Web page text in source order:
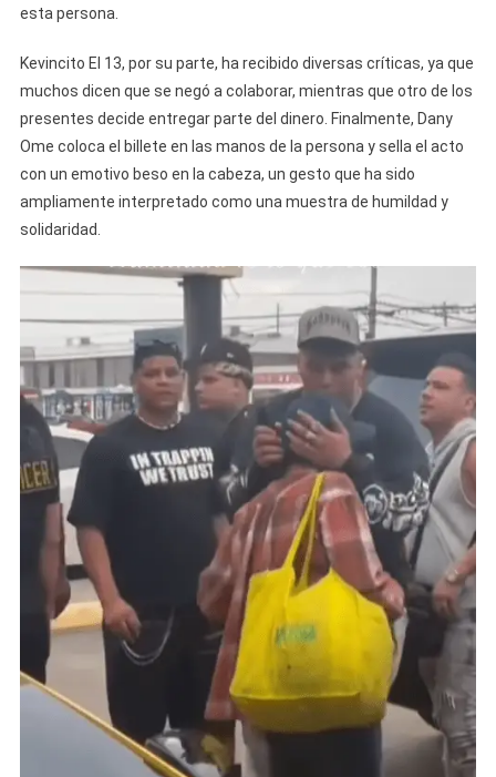
esta persona.
Kevincito El 13, por su parte, ha recibido diversas críticas, ya que
muchos dicen que se negó a colaborar, mientras que otro de los
presentes decide entregar parte del dinero. Finalmente, Dany
Ome coloca el billete en las manos de la persona y sella el acto
con un emotivo beso en la cabeza, un gesto que ha sido
ampliamente interpretado como una muestra de humildad y
solidaridad.